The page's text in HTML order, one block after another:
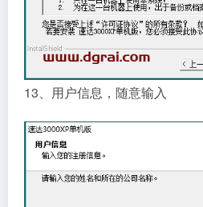
13、用户信息，随意输入